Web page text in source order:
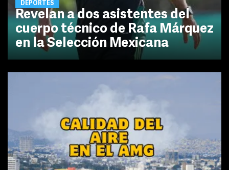
DEPORTES
Revelan a dos asistentes del
cuerpo técnico de Rafa Márquez
en la Selección Mexicana